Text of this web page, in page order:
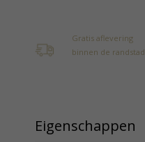
Gratis aflevering
binnen de randstad
Eigenschappen